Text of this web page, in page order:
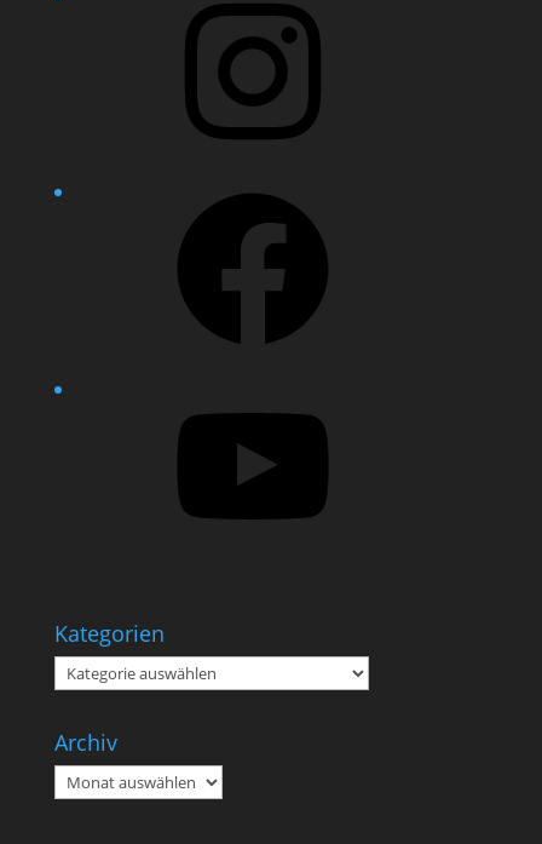
Kategorien
Kategorien
Archiv
Archiv